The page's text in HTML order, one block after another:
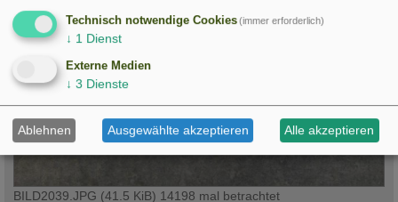
BILD2039.JPG (41.5 KiB) 14198 mal betrachtet
Technisch notwendige Cookies(immer erforderlich)
↓ 1 Dienst
Externe Medien
↓ 3 Dienste
Ablehnen Ausgewählte akzeptieren Alle akzeptieren